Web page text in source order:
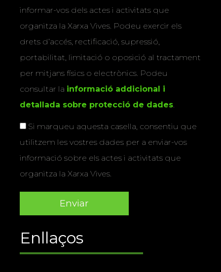
informar-vos dels actes i activitats que
organitza la Xarxa Vives. Podeu exercir els
drets d’accés, rectificació, supressió,
portabilitat, limitació o oposició al tractament
per mitjans físics o electrònics. Podeu
consultar la informació addicional i
detallada sobre protecció de dades.
Si marqueu aquesta casella, consentiu que
utilitzem les vostres dades per a enviar-vos
informació sobre els actes i activitats que
organitza la Xarxa Vives.
Enllaços